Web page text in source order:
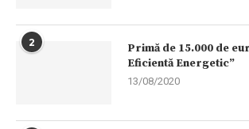
2
Primă de 15.000 de
Eficientă Energetic”
13/08/2020